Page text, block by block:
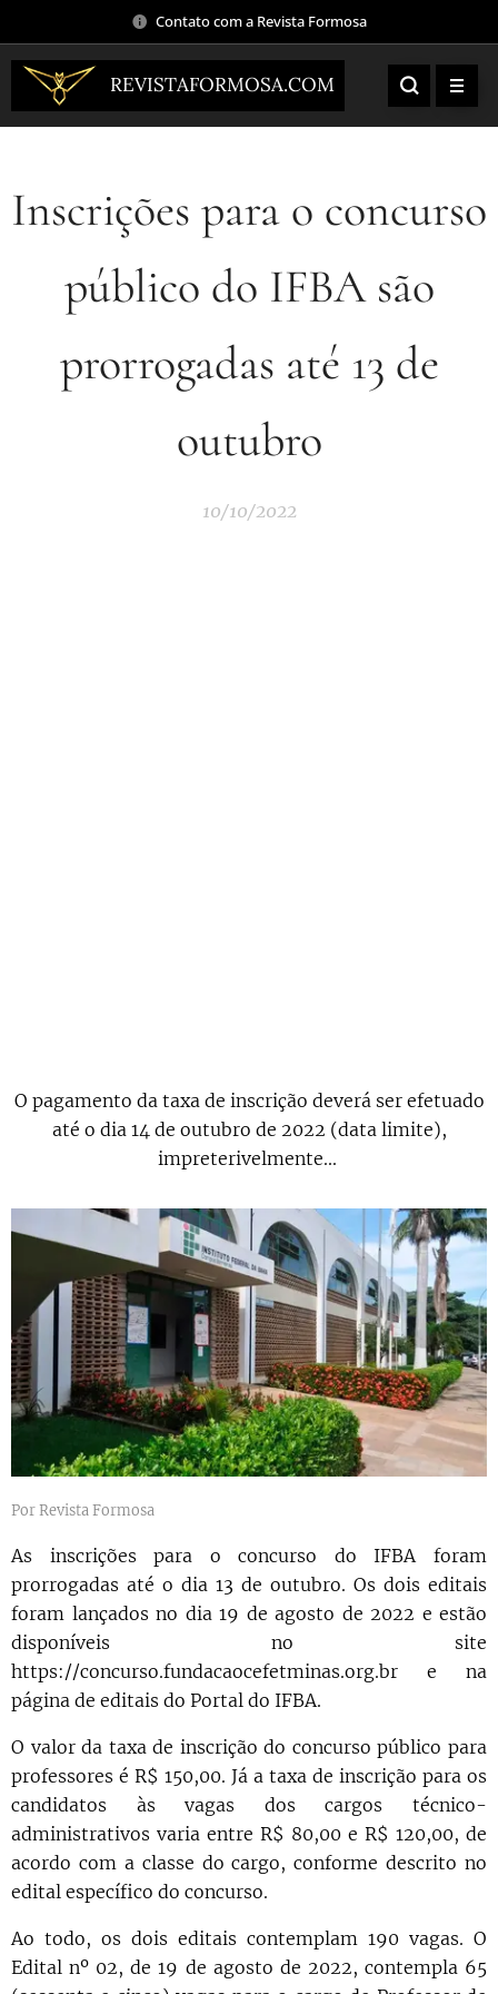
Contato com a Revista Formosa
REVISTAFORMOSA.COM
Inscrições para o concurso
público do IFBA são
prorrogadas até 13 de
outubro
10/10/2022
O pagamento da taxa de inscrição deverá ser efetuado
até o dia 14 de outubro de 2022 (data limite),
impreterivelmente...
Por Revista Formosa
As inscrições para o concurso do IFBA foram
prorrogadas até o dia 13 de outubro. Os dois editais
foram lançados no dia 19 de agosto de 2022 e estão
disponíveis no site
https://concurso.fundacaocefetminas.org.br e na
página de editais do Portal do IFBA.
O valor da taxa de inscrição do concurso público para
professores é R$ 150,00. Já a taxa de inscrição para os
candidatos às vagas dos cargos técnico-
administrativos varia entre R$ 80,00 e R$ 120,00, de
acordo com a classe do cargo, conforme descrito no
edital específico do concurso.
Ao todo, os dois editais contemplam 190 vagas. O
Edital nº 02, de 19 de agosto de 2022, contempla 65